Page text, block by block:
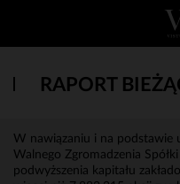
RAPORT
W nawiązaniu i na podstawie
Walnego Zgromadzenia
podwyższenia kapitału